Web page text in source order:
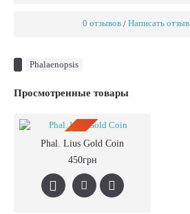
0 отзывов / Написать отзыв
Phalaenopsis
Просмотренные товары
ПРЕДЗАКАЗ
Phal. Lius Gold Coin
450грн